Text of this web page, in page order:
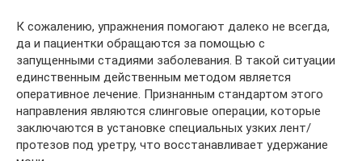
К сожалению, упражнения помогают далеко не всегда,
да и пациентки обращаются за помощью с
запущенными стадиями заболевания. В такой ситуации
единственным действенным методом является
оперативное лечение. Признанным стандартом этого
направления являются слинговые операции, которые
заключаются в установке специальных узких лент/
протезов под уретру, что восстанавливает удержание